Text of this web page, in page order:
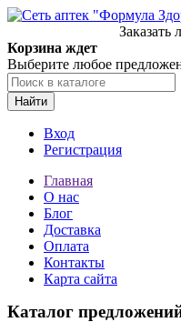
Заказать
Корзина ждет
Выберите любое
Найти
Вход
Регистрация
Главная
О нас
Блог
Доставка
Оплата
Контакты
Карта сайта
Каталог